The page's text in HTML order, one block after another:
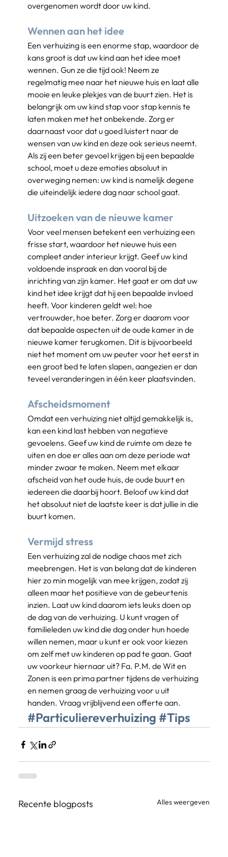
overgenomen wordt door uw kind.
Wennen aan het idee
Een verhuizing is een enorme stap, waardoor de
kans groot is dat uw kind aan het idee moet
wennen. Gun ze die tijd ook! Neem ze
regelmatig mee naar het nieuwe huis en laat alle
mooie en leuke plekjes van de buurt zien. Het is
belangrijk om uw kind stap voor stap kennis te
laten maken met het onbekende. Zorg er
daarnaast voor dat u goed luistert naar de
wensen van uw kind en deze ook serieus neemt.
Als zij een beter gevoel krijgen bij een bepaalde
school, moet u deze emoties absoluut in
overweging nemen: uw kind is namelijk degene
die uiteindelijk iedere dag naar school gaat.
Uitzoeken van de nieuwe kamer
Voor veel mensen betekent een verhuizing een
frisse start, waardoor het nieuwe huis een
compleet ander interieur krijgt. Geef uw kind
voldoende inspraak en dan vooral bij de
inrichting van zijn kamer. Het gaat er om dat uw
kind het idee krijgt dat hij een bepaalde invloed
heeft. Voor kinderen geldt wel: hoe
vertrouwder, hoe beter. Zorg er daarom voor
dat bepaalde aspecten uit de oude kamer in de
nieuwe kamer terugkomen. Dit is bijvoorbeeld
niet het moment om uw peuter voor het eerst in
een groot bed te laten slapen, aangezien er dan
teveel veranderingen in één keer plaatsvinden.
Afscheidsmoment
Omdat een verhuizing niet altijd gemakkelijk is,
kan een kind last hebben van negatieve
gevoelens. Geef uw kind de ruimte om deze te
uiten en doe er alles aan om deze periode wat
minder zwaar te maken. Neem met elkaar
afscheid van het oude huis, de oude buurt en
iedereen die daarbij hoort. Beloof uw kind dat
het absoluut niet de laatste keer is dat jullie in die
buurt komen.
Vermijd stress
Een verhuizing zal de nodige chaos met zich
meebrengen. Het is van belang dat de kinderen
hier zo min mogelijk van mee krijgen, zodat zij
alleen maar het positieve van de gebeurtenis
inzien. Laat uw kind daarom iets leuks doen op
de dag van de verhuizing. U kunt vragen of
familieleden uw kind die dag onder hun hoede
willen nemen, maar u kunt er ook voor kiezen
om zelf met uw kinderen op pad te gaan. Gaat
uw voorkeur hiernaar uit? Fa. P.M. de Wit en
Zonen is een prima partner tijdens de verhuizing
en nemen graag de verhuizing voor u uit
handen. Vraag vrijblijvend een offerte aan.
#Particuliereverhuizing #Tips
Recente blogposts Alles weergeven